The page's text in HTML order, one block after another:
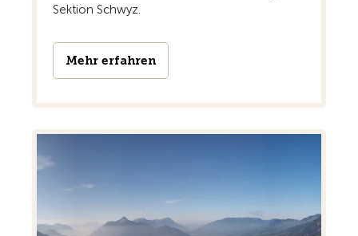
Sektion Schwyz.
Mehr erfahren